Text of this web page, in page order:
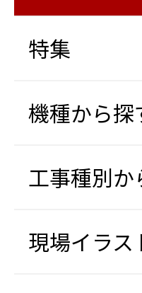
特集
機種から探
工事種別か
現場イラス